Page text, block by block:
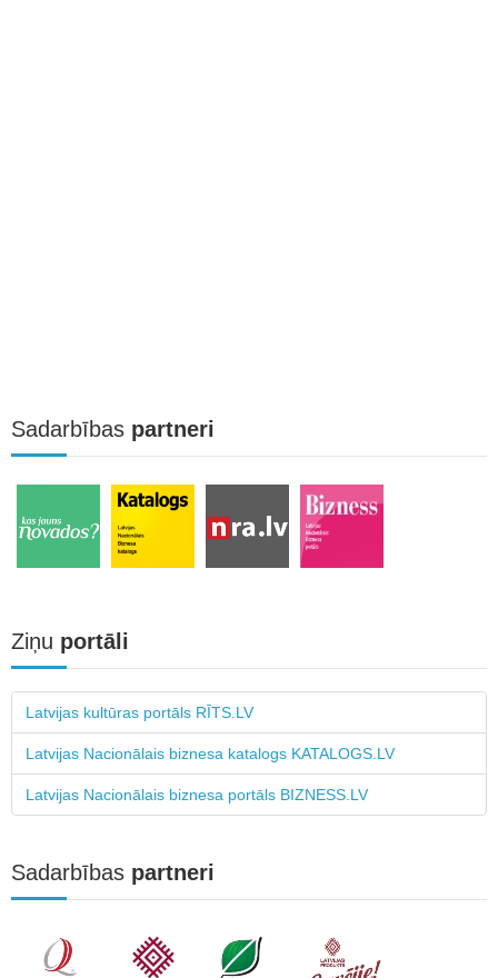
Sadarbības partneri
Ziņu portāli
Latvijas kultūras portāls RĪTS.LV
Latvijas Nacionālais biznesa katalogs KATALOGS.LV
Latvijas Nacionālais biznesa portāls BIZNESS.LV
Sadarbības partneri